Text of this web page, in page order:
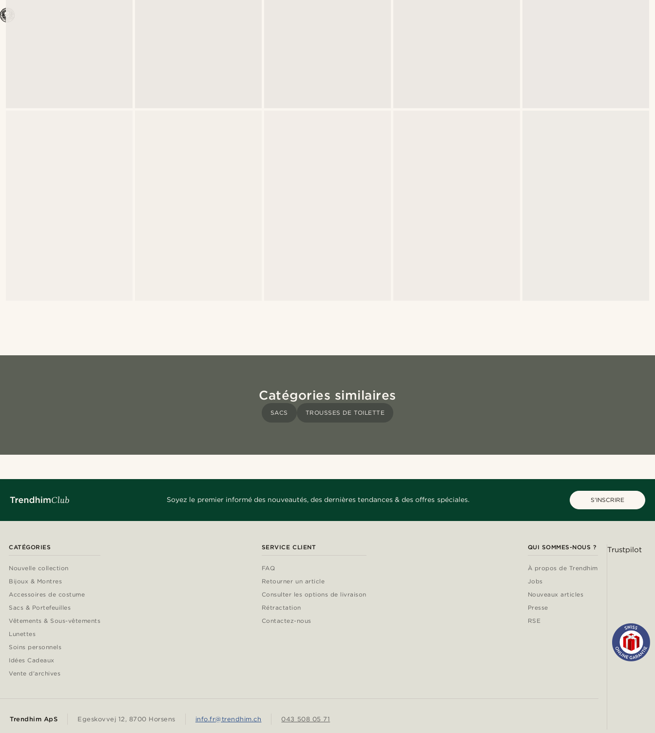
Catégories similaires
SACS TROUSSES DE TOILETTE
Soyez le premier informé des nouveautés, des dernières tendances & des offres spéciales. S'INSCRIRE
CATÉGORIES
Nouvelle collection
Bijoux & Montres
Accessoires de costume
Sacs & Portefeuilles
Vêtements & Sous-vêtements
Lunettes
Soins personnels
Idées Cadeaux
Vente d'archives
SERVICE CLIENT
FAQ
Retourner un article
Consulter les options de livraison
Rétractation
Contactez-nous
QUI SOMMES-NOUS ?
À propos de Trendhim
Jobs
Nouveaux articles
Presse
RSE
Trendhim ApS Egeskovvej 12, 8700 Horsens info.fr@trendhim.ch 043 508 05 71
Trustpilot